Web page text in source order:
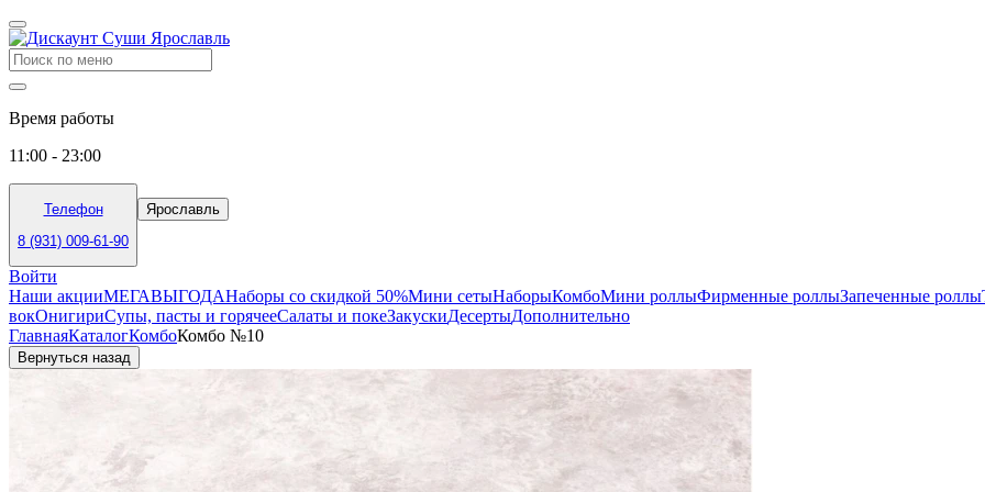
Время работы
11:00 - 23:00
Телефон
8 (931) 009-61-90
Ярославль
Войти
Наши акцииМЕГАВЫГОДАНаборы со скидкой 50%Мини сетыНаборыКомбоМини роллыФирменные роллыЗапеченные роллы
вокОнигириСупы, пасты и горячееСалаты и покеЗакускиДесертыДополнительно
ГлавнаяКаталогКомбоКомбо №10
Вернуться назад